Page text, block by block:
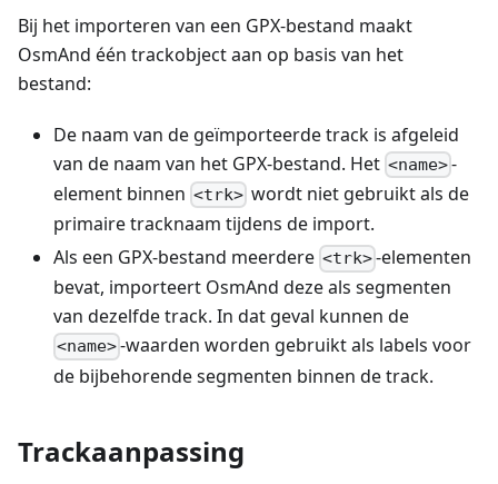
Bij het importeren van een GPX-bestand maakt
OsmAnd één trackobject aan op basis van het
bestand:
De naam van de geïmporteerde track is afgeleid
van de naam van het GPX-bestand. Het <name>-
element binnen <trk> wordt niet gebruikt als de
primaire tracknaam tijdens de import.
Als een GPX-bestand meerdere <trk>-elementen
bevat, importeert OsmAnd deze als segmenten
van dezelfde track. In dat geval kunnen de
<name>-waarden worden gebruikt als labels voor
de bijbehorende segmenten binnen de track.
Trackaanpassing